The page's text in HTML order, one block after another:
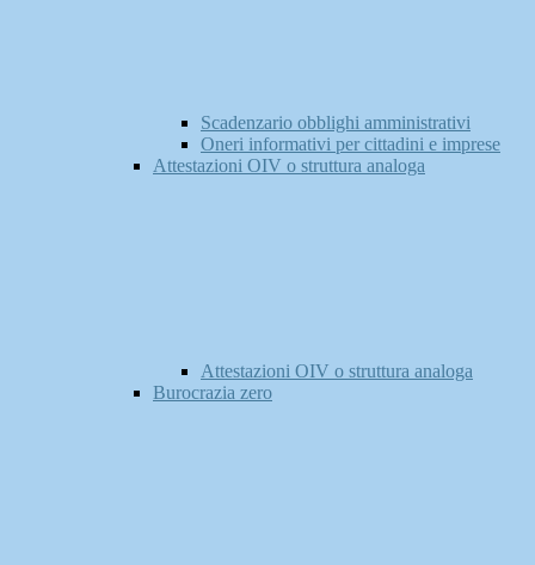
Scadenzario obblighi amministrativi
Oneri informativi per cittadini e imprese
Attestazioni OIV o struttura analoga
Attestazioni OIV o struttura analoga
Burocrazia zero